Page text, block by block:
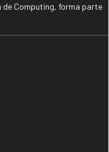
de Computing, forma parte